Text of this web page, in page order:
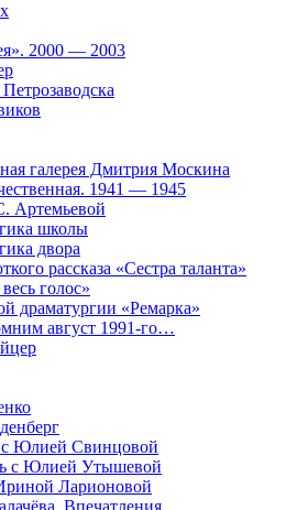
2000 — 2003
галерея Дмитрия Москина
1941 — 1945
Артемьевой
школы
двора
рассказа «Сестра таланта»
голос»
драматургии «Ремарка»
август 1991-го…
с Юлией Свинцовой
с Юлией Утышевой
Ларионовой